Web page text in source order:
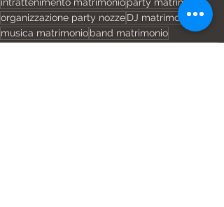
organizzazione party nozzeDJ matrimonio
musica matrimonioband matrimonio